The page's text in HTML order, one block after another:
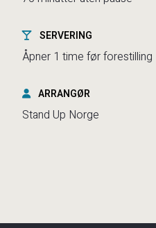
SERVERING
Åpner 1 time før forestilling
ARRANGØR
Stand Up Norge